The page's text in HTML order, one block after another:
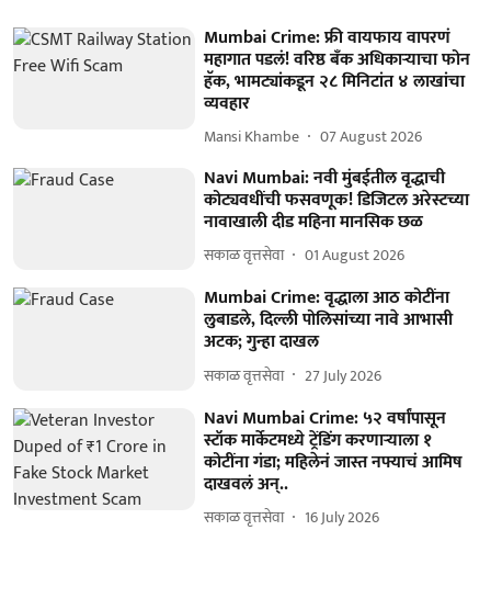
Mumbai Crime: फ्री वायफाय वापरणं
महागात पडलं! वरिष्ठ बँक अधिकाऱ्याचा फोन
हॅक, भामट्यांकडून २८ मिनिटांत ४ लाखांचा
व्यवहार
Mansi Khambe 07 August 2026
Navi Mumbai: नवी मुंबईतील वृद्धाची
कोट्यवधींची फसवणूक! डिजिटल अरेस्टच्या
नावाखाली दीड महिना मानसिक छळ
सकाळ वृत्तसेवा 01 August 2026
Mumbai Crime: वृद्धाला आठ कोटींना
लुबाडले, दिल्ली पोलिसांच्या नावे आभासी
अटक; गुन्हा दाखल
सकाळ वृत्तसेवा 27 July 2026
Navi Mumbai Crime: ५२ वर्षांपासून
स्टॉक मार्केटमध्ये ट्रेंडिंग करणाऱ्याला १
कोटींना गंडा; महिलेनं जास्त नफ्याचं आमिष
दाखवलं अन्..
सकाळ वृत्तसेवा 16 July 2026